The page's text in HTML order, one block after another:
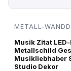
METALL-
Musik Zitat
Metallschild
Musikliebhaber
Studio Dekor